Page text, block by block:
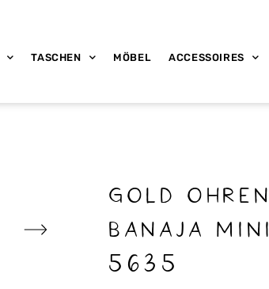
TASCHEN MÖBEL ACCESSOIRES
Gold
Banaja
5635